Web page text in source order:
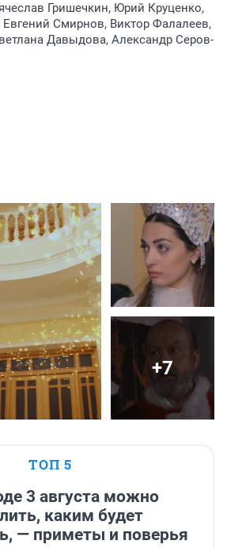
Гришечкин, Юрий Круценко,
Смирнов, Виктор Фалалеев,
Давыдова, Александр Серов-
+7
ТОП 5
3 августа можно
каким будет
— приметы и поверья